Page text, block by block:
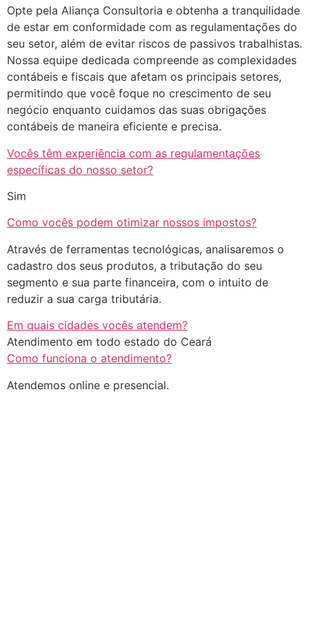
Opte pela Aliança Consultoria e obtenha a tranquilidade
de estar em conformidade com as regulamentações do
seu setor, além de evitar riscos de passivos trabalhistas.
Nossa equipe dedicada compreende as complexidades
contábeis e fiscais que afetam os principais setores,
permitindo que você foque no crescimento de seu
negócio enquanto cuidamos das suas obrigações
contábeis de maneira eficiente e precisa.
Vocês têm experiência com as regulamentações
específicas do nosso setor?
Sim
Como vocês podem otimizar nossos impostos?
Através de ferramentas tecnológicas, analisaremos o
cadastro dos seus produtos, a tributação do seu
segmento e sua parte financeira, com o intuito de
reduzir a sua carga tributária.
Em quais cidades vocês atendem?
Atendimento em todo estado do Ceará
Como funciona o atendimento?
Atendemos online e presencial.